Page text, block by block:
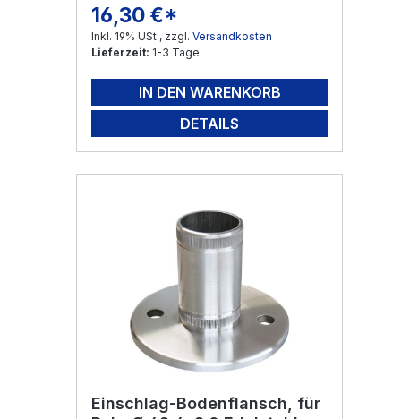
Regulärer Preis:
16,30 €*
Inkl. 19% USt., zzgl. Versandkosten
Lieferzeit: 1-3 Tage
IN DEN WARENKORB
DETAILS
Einschlag-Bodenflansch, für